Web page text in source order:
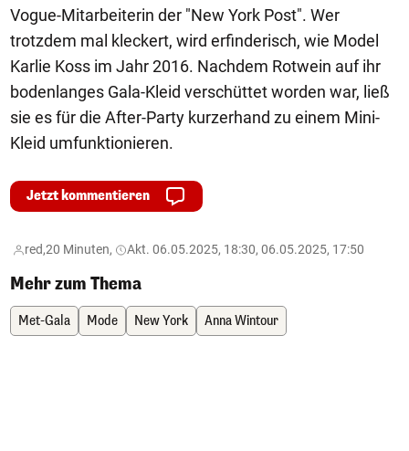
Vogue-Mitarbeiterin der "New York Post". Wer
trotzdem mal kleckert, wird erfinderisch, wie Model
Karlie Koss im Jahr 2016. Nachdem Rotwein auf ihr
bodenlanges Gala-Kleid verschüttet worden war, ließ
sie es für die After-Party kurzerhand zu einem Mini-
Kleid umfunktionieren.
Jetzt kommentieren
red,20 Minuten, Akt. 06.05.2025, 18:30, 06.05.2025, 17:50
Mehr zum Thema
Met-Gala Mode New York Anna Wintour